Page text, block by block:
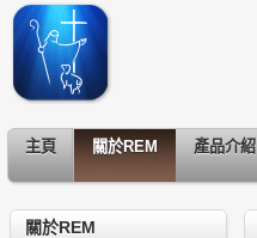
主頁 關於REM 產品介紹
關於REM